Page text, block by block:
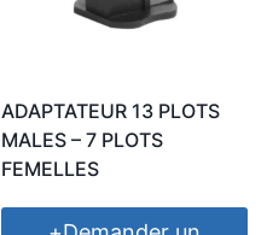
ADAPTATEUR 13 PLOTS
MALES – 7 PLOTS
FEMELLES